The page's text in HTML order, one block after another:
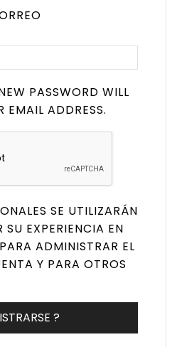
PASSWORD WILL
EMAIL ADDRESS.
SE UTILIZARÁN
SU EXPERIENCIA EN
ADMINISTRAR EL
Y PARA OTROS
?